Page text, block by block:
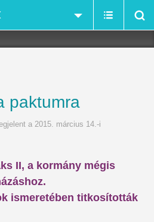
paktumra
a 2015. március 14.-i
II, a kormány mégis
ismeretében titkosították